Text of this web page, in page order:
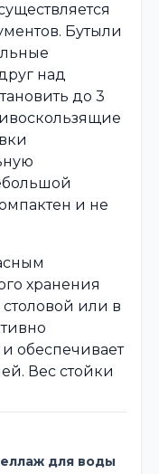
Бутыли
над
до 3
и не
хранения
столовой или в
и обеспечивает
Вес стойки
для воды